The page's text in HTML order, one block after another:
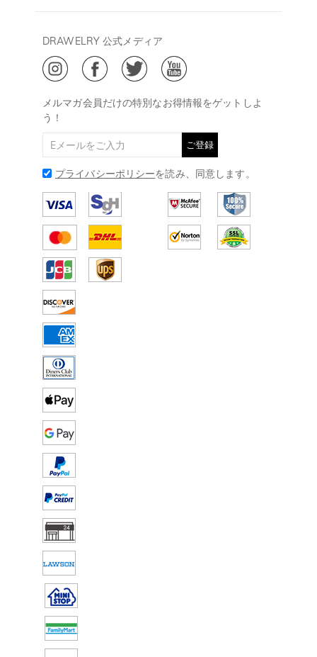
ご利用規約
ご特定商取引法に基づく表示
ジュエリーお手入れ
Drawelry Blog
会員・ポイントについて
メルマガ会員だけの特別なお得情報をゲットしよ
う！
ご登録
プライバシーポリシーを読み、同意します。
DRAWELRY 公式メディア